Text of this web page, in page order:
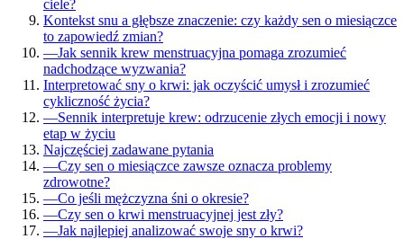
ciele?
Kontekst snu a głębsze znaczenie: czy każdy sen o miesiączce
to zapowiedź zmian?
—Jak sennik krew menstruacyjna pomaga zrozumieć
nadchodzące wyzwania?
Interpretować sny o krwi: jak oczyścić umysł i zrozumieć
cykliczność życia?
—Sennik interpretuje krew: odrzucenie złych emocji i nowy
etap w życiu
Najczęściej zadawane pytania
—Czy sen o miesiączce zawsze oznacza problemy
zdrowotne?
—Co jeśli mężczyzna śni o okresie?
—Czy sen o krwi menstruacyjnej jest zły?
—Jak najlepiej analizować swoje sny o krwi?